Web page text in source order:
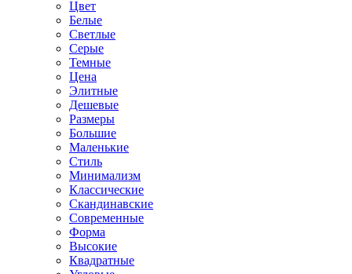
Цвет
Белые
Светлые
Серые
Темные
Цена
Элитные
Дешевые
Размеры
Большие
Маленькие
Стиль
Минимализм
Классические
Скандинавские
Современные
Форма
Высокие
Квадратные